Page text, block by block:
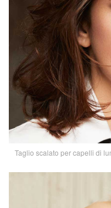
Taglio scalato per capelli di